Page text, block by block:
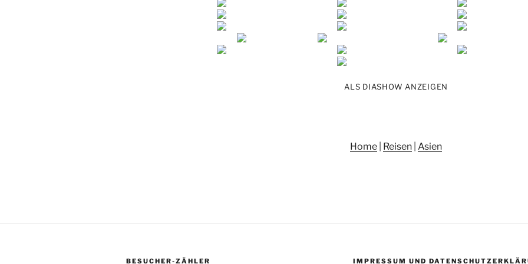
ALS DIASHOW ANZEIGEN
Home Reisen Asien
BESUCHER-ZÄHLER IMPRESSUM UND